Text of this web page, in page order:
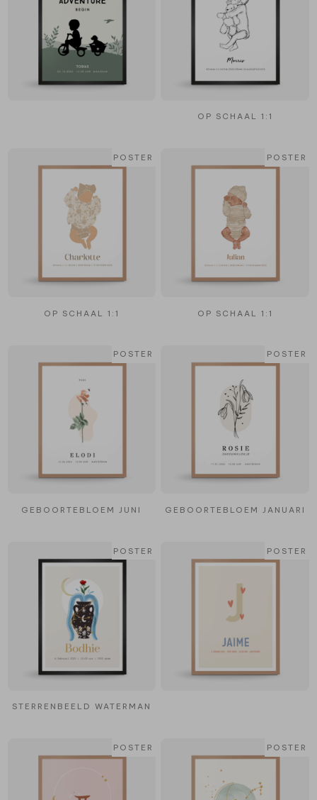
OP SCHAAL 1:1
POSTER
OP SCHAAL 1:1
POSTER
OP SCHAAL 1:1
POSTER
GEBOORTEBLOEM JUNI
POSTER
GEBOORTEBLOEM JANUARI
POSTER
STERRENBEELD WATERMAN
POSTER
POSTER POSTER